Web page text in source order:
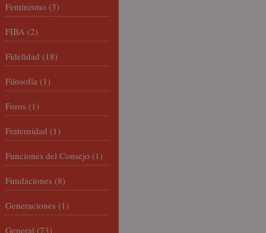
Feminismo (3)
FIBA (2)
Fidelidad (18)
Filosofía (1)
Foros (1)
Fraternidad (1)
Funciones del Consejo (1)
Fundaciones (8)
Generaciones (1)
General (73)